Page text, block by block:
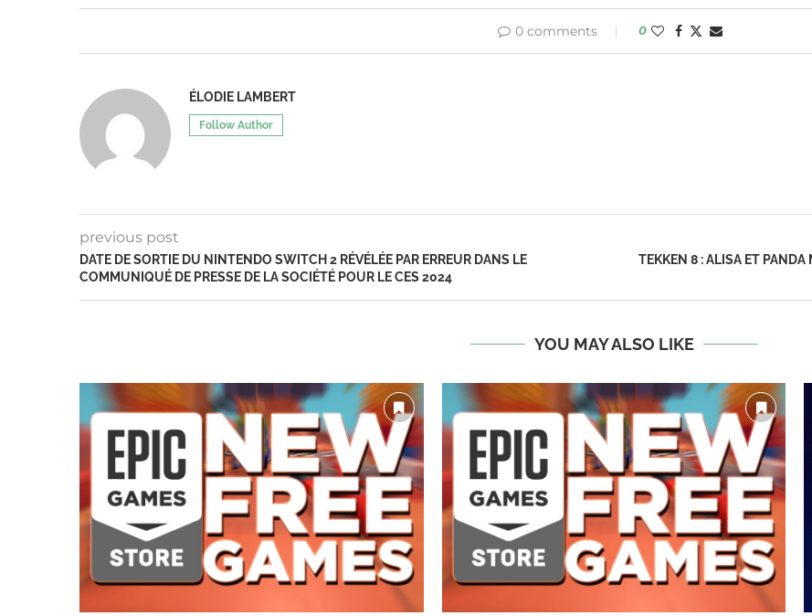
0 comments 0
ÉLODIE LAMBERT
Follow Author
previous post
DATE DE SORTIE DU NINTENDO SWITCH 2 RÉVÉLÉE PAR ERREUR DANS LE
COMMUNIQUÉ DE PRESSE DE LA SOCIÉTÉ POUR LE CES 2024
TEKKEN 8 : ALISA ET
YOU MAY ALSO LIKE